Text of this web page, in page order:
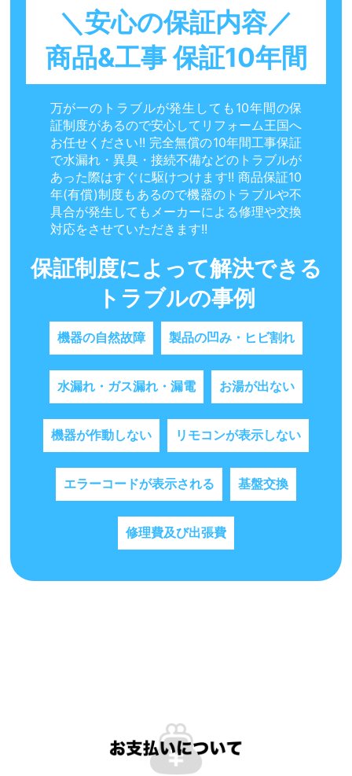
＼安心の保証内容／
商品&工事 保証10年間
万が一のトラブルが発生しても10年間の保
証制度があるので安心してリフォーム王国へ
お任せください!! 完全無償の10年間工事保証
で水漏れ・異臭・接続不備などのトラブルが
あった際はすぐに駆けつけます!! 商品保証10
年(有償)制度もあるので機器のトラブルや不
具合が発生してもメーカーによる修理や交換
対応をさせていただきます!!
保証制度によって解決できる
トラブルの事例
機器の自然故障 製品の凹み・ヒビ割れ
水漏れ・ガス漏れ・漏電 お湯が出ない
機器が作動しない リモコンが表示しない
エラーコードが表示される 基盤交換
修理費及び出張費